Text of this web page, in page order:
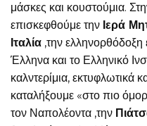
μάσκες και κουστούμια.
επισκεφθούμε την Ιερά
Ιταλία ,την ελληνορθόδοξη
Έλληνα και το Ελληνικό
καλντερίμια, εκτυφλωτικά
καταλήξουμε «στο πιο
τον Ναπολέοντα ,την